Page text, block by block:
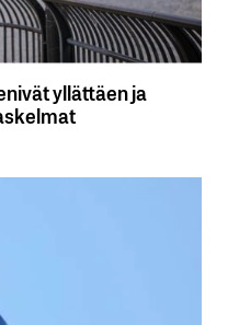
yllättäen ja